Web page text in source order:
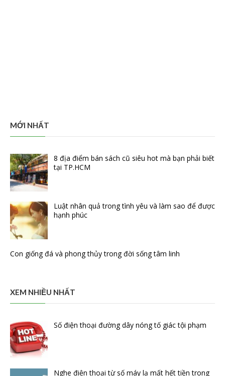
MỚI NHẤT
8 địa điểm bán sách cũ siêu hot mà bạn phải biết
tại TP.HCM
Luật nhân quả trong tình yêu và làm sao để được
hạnh phúc
Con giống đá và phong thủy trong đời sống tâm linh
XEM NHIỀU NHẤT
Số điện thoại đường dây nóng tố giác tội phạm
Nghe điện thoại từ số máy lạ mất hết tiền trong